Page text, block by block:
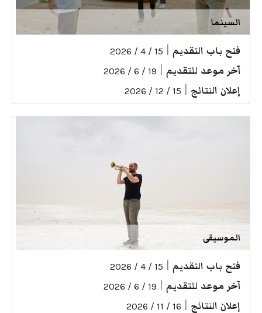
السينما
فتح باب التقديم 15 / 4 / 2026
آخر موعد للتقديم 19 / 6 / 2026
إعلان النتائج 15 / 12 / 2026
الموسيقى
فتح باب التقديم 15 / 4 / 2026
آخر موعد للتقديم 19 / 6 / 2026
إعلان النتائج 16 / 11 / 2026